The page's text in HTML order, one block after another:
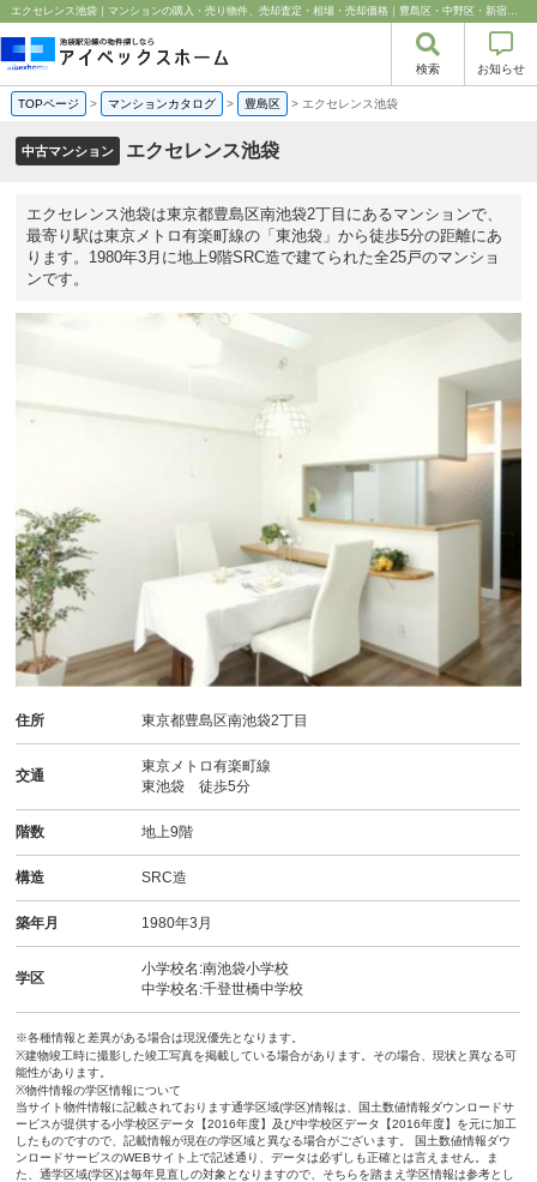
エクセレンス池袋｜マンションの購入・売り物件、売却査定・相場・売却価格｜豊島区・中野区・新宿区の中古マンション・リノベーション情報なら池袋のアイベックスホーム！
検索 お知らせ
TOPページ > マンションカタログ > 豊島区 > エクセレンス池袋
中古マンション エクセレンス池袋
エクセレンス池袋は東京都豊島区南池袋2丁目にあるマンションで、
最寄り駅は東京メトロ有楽町線の「東池袋」から徒歩5分の距離にあ
ります。1980年3月に地上9階SRC造で建てられた全25戸のマンショ
ンです。
住所 東京都豊島区南池袋2丁目
交通
東京メトロ有楽町線
東池袋 徒歩5分
階数 地上9階
構造 SRC造
築年月 1980年3月
学区
小学校名:南池袋小学校
中学校名:千登世橋中学校
※各種情報と差異がある場合は現況優先となります。
※建物竣工時に撮影した竣工写真を掲載している場合があります。その場合、現状と異なる可
能性があります。
※物件情報の学区情報について
当サイト物件情報に記載されております通学区域(学区)情報は、国土数値情報ダウンロードサ
ービスが提供する小学校区データ【2016年度】及び中学校区データ【2016年度】を元に加工
したものですので、記載情報が現在の学区域と異なる場合がございます。 国土数値情報ダウ
ンロードサービスのWEBサイト上で記述通り、データは必ずしも正確とは言えません。ま
た、通学区域(学区)は毎年見直しの対象となりますので、そちらを踏まえ学区情報は参考とし